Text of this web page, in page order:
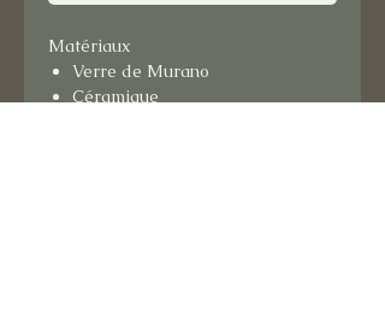
Matériaux
Verre de Murano
Céramique